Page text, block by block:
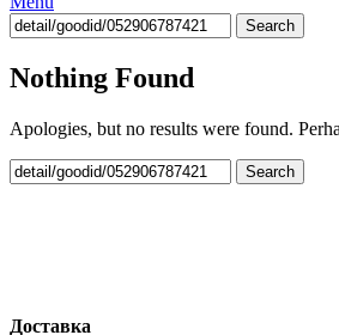
Search
Nothing Found
Apologies, but no results were found.
Search
Доставка